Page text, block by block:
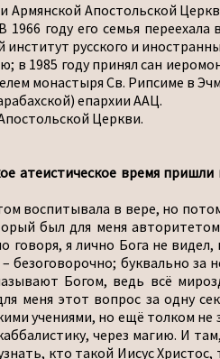
Апостольской
году его семья
русского и
в 1985 году принял сан
монастыря Св. Рипсиме в
епархии ААЦ.
Церкви.
атеистическое время
воспитывала в вере, но
был для меня
говоря, я лично Бога не
безоговорочно; буквально
Богом, ведь всё
меня этот вопрос за одну
учениями, но ещё толком
через магию. И
кто такой Иисус